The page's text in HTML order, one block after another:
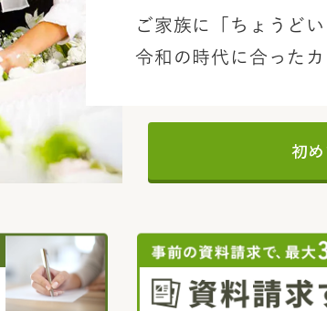
ご家族に「ちょうど
令和の時代に合った
初